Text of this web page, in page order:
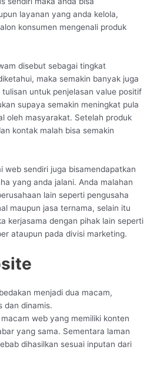
layanan yang anda kelola,
konsumen mengenali produk
disebut sebagai tingkat
maka semakin banyak juga
untuk penjelasan value positif
supaya semakin meningkat pula
oleh masyarakat. Setelah produk
kontak malah bisa semakin
web sendiri juga bisamendapatkan
yang anda jalani. Anda malahan
lain seperti pengusaha
maupun jasa ternama, selain itu
kerjasama dengan pihak lain seperti
ataupun pada divisi marketing.
menjadi dua macam,
dan dinamis.
web yang memiliki konten
yang sama. Sementara laman
dihasilkan sesuai inputan dari